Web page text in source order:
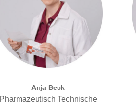
Anja Beck
Pharmazeutisch Technische